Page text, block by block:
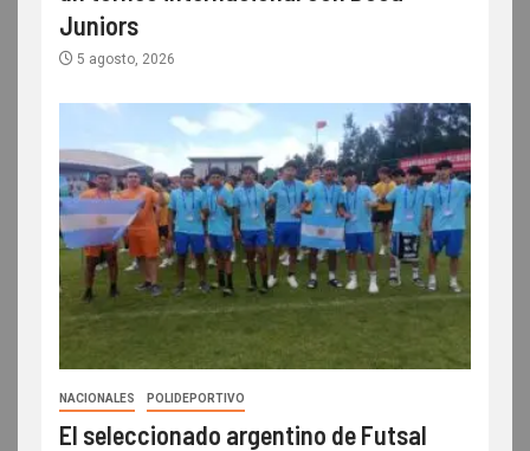
Juniors
5 agosto, 2026
NACIONALES POLIDEPORTIVO
El seleccionado argentino de Futsal